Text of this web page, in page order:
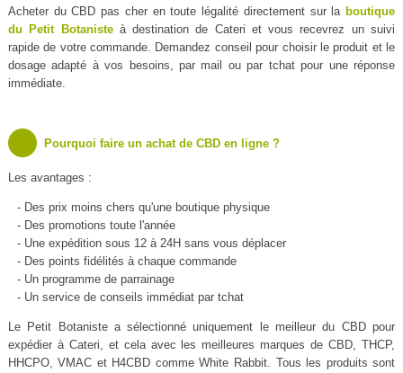
Acheter du CBD pas cher en toute légalité directement sur la boutique
du Petit Botanisteà destination de Cateri et vous recevrez un suivi
rapide de votre commande. Demandez conseil pour choisir le produit et le
dosage adapté à vos besoins, par mail ou par tchat pour une réponse
immédiate.
Pourquoi faire un achat de CBD en ligne ?
Les avantages :
- Des prix moins chers qu'une boutique physique
- Des promotions toute l'année
- Une expédition sous 12 à 24H sans vous déplacer
- Des points fidélités à chaque commande
- Un programme de parrainage
- Un service de conseils immédiat par tchat
Le Petit Botaniste a sélectionné uniquement le meilleur du CBD pour
expédier à Cateri, et cela avec les meilleures marques de CBD, THCP,
HHCPO, VMAC et H4CBD comme White Rabbit. Tous les produits sont